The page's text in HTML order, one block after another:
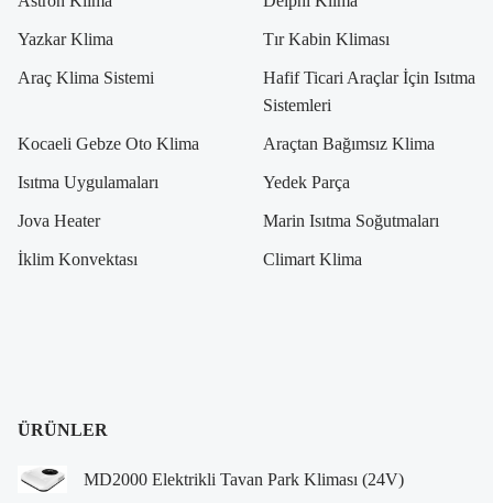
Yazkar Klima Tır Kabin Kliması
Araç Klima Sistemi
Hafif Ticari Araçlar İçin Isıtma
Sistemleri
Kocaeli Gebze Oto Klima Araçtan Bağımsız Klima
Isıtma Uygulamaları Yedek Parça
Jova Heater Marin Isıtma Soğutmaları
İklim Konvektası Climart Klima
ÜRÜNLER
MD2000 Elektrikli Tavan Park Kliması (24V)